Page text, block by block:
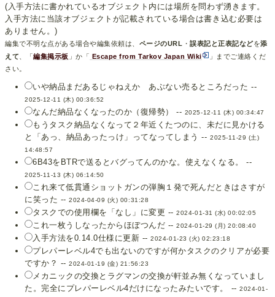
(入手方法に書かれているオブジェクト内には場所を問わず湧きます。
入手方法に当該オブジェクトが記載されている場合は書き込む必要は
ありません。)
編集で不明な点がある場合や編集依頼は、 ページのURL ・誤表記と正表記などを添
えて 、「編集掲示板 」か「 Escape from Tarkov Japan Wiki
」までご連絡くだ
さい。
いや納品まだあるじゃねえか あぶない売るところだった --
2025-12-11 (木) 00:36:52
なんだ納品なくなったのか（復帰勢） -- 2025-12-11 (木) 00:34:47
もうタスク納品なくなって２年近くたつのに、未だに見かける
と「あっ、納品あったっけ」ってなってしまう -- 2025-11-29 (土)
14:48:57
6B43をBTRで送るとバグってんのかな。使えなくなる。 --
2025-11-13 (木) 06:14:50
これ来て低貫通ショットガンの弾胸１発で死んだときはさすが
に笑った --2024-04-09 (火) 00:31:28
タスクでの使用欄を「なし」に変更 --2024-01-31 (水) 00:02:05
これ一枚うしなったからほぼつんだ --2024-01-29 (月) 20:08:40
入手方法を0.14.0仕様に更新 --2024-01-23 (火) 02:23:18
プレパーレベル4でも出ないのですが何かタスクのクリアが必要
ですか？ --2024-01-19 (金) 21:56:23
メカニックの交換とラグマンの交換が軒並み無くなっていまし
た。完全にプレパーレベル4だけになったみたいです。 --2024-01-